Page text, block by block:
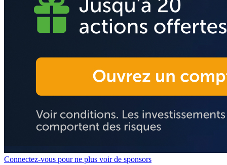
Connectez-vous pour ne plus voir de sponsors